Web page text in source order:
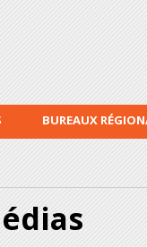
BUREAUX